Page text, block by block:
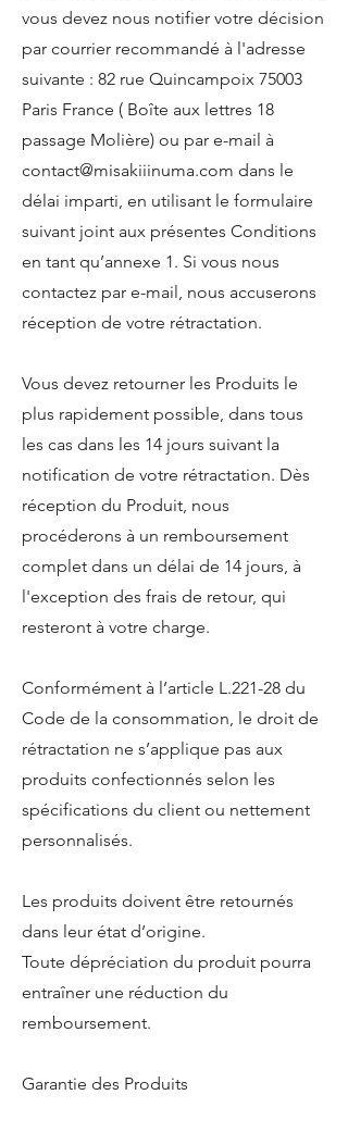
vous devez nous notifier votre décision
par courrier recommandé à l'adresse
suivante : 82 rue Quincampoix 75003
Paris France ( Boîte aux lettres 18
passage Molière) ou par e-mail à
contact@misakiiinuma.com dans le
délai imparti, en utilisant le formulaire
suivant joint aux présentes Conditions
en tant qu’annexe 1. Si vous nous
contactez par e-mail, nous accuserons
réception de votre rétractation.
Vous devez retourner les Produits le
plus rapidement possible, dans tous
les cas dans les 14 jours suivant la
notification de votre rétractation. Dès
réception du Produit, nous
procéderons à un remboursement
complet dans un délai de 14 jours, à
l'exception des frais de retour, qui
resteront à votre charge.
Conformément à l’article L.221-28 du
Code de la consommation, le droit de
rétractation ne s’applique pas aux
produits confectionnés selon les
spécifications du client ou nettement
personnalisés.
Les produits doivent être retournés
dans leur état d’origine.
Toute dépréciation du produit pourra
entraîner une réduction du
remboursement.
Garantie des Produits